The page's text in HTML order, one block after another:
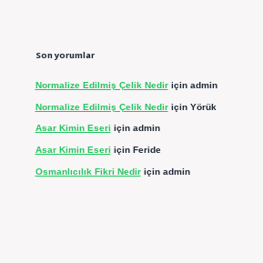
Son yorumlar
Normalize Edilmiş Çelik Nediriçin admin
Normalize Edilmiş Çelik Nediriçin Yörük
Asar Kimin Eseri için admin
Asar Kimin Eseri için Feride
Osmanlıcılık Fikri Nediriçin admin